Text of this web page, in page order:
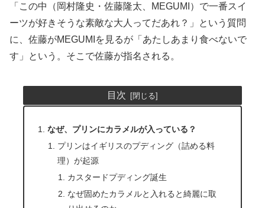
「この中（岡村隆史・佐藤隆太、MEGUMI）で一番スイ
ーツが好きそうな素敵な大人ってだあれ？」という質問
に、佐藤がMEGUMIを見るが「あたしあまり食べないで
す」という。そこで佐藤が指名される。
目次
なぜ、プリンにカラメルが入っている？
プリンはイギリスのプディング（詰める料
理）が起源
カスタードプディング誕生
なぜ固めたカラメルと入れると綺麗に取